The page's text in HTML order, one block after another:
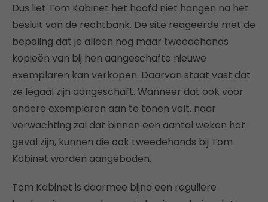
Dus liet Tom Kabinet het hoofd niet hangen na het
besluit van de rechtbank. De site reageerde met de
bepaling dat je alleen nog maar tweedehands
kopieën van bij hen aangeschafte nieuwe
exemplaren kan verkopen. Daarvan staat vast dat
ze legaal zijn aangeschaft. Wanneer dat ook voor
andere exemplaren aan te tonen valt, naar
verwachting zal dat binnen een aantal weken het
geval zijn, kunnen die ook tweedehands bij Tom
Kabinet worden aangeboden.
Tom Kabinet is daarmee bijna een reguliere